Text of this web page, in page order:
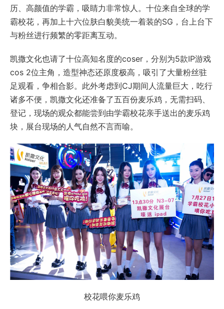
历、高颜值的学霸，吸睛力非常惊人。十位来自全球的学
霸校花，再加上十六位肤白貌美统一着装的SG，台上台下
与粉丝进行频繁的零距离互动。
凯撒文化也请了十位高知名度的coser，分别为5款IP游戏
cos 2位主角，造型神态还原度极高，吸引了大量粉丝驻
足观看，争相合影。此外考虑到CJ期间人流量巨大，吃行
诸多不便，凯撒文化还准备了五百份麦乐鸡，无需扫码、
登记，现场的观众都能尝到由学霸校花亲手送出的麦乐鸡
块，展台现场的人气自然不言而喻。
校花喂你麦乐鸡